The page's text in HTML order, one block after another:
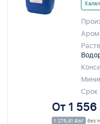
Срок
От 1 556
1 275,41 ₽/кг без